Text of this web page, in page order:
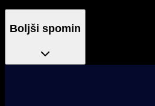
Boljši spomin